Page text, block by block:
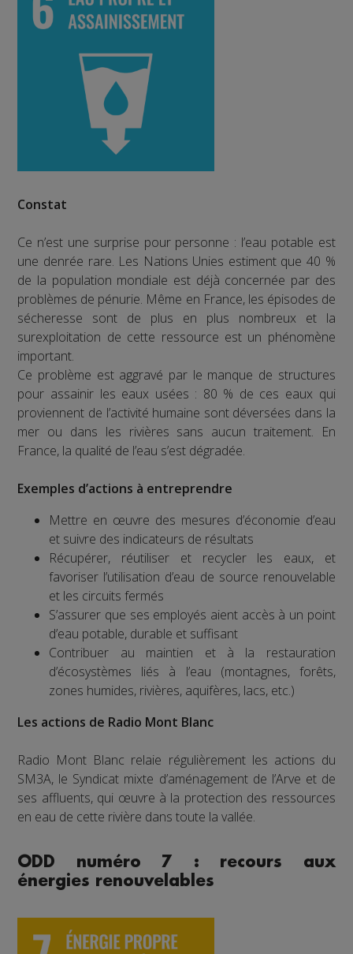
Constat
Ce n’est une surprise pour personne : l’eau potable est
une denrée rare. Les Nations Unies estiment que 40 %
de la population mondiale est déjà concernée par des
problèmes de pénurie. Même en France, les épisodes de
sécheresse sont de plus en plus nombreux et la
surexploitation de cette ressource est un phénomène
important.
Ce problème est aggravé par le manque de structures
pour assainir les eaux usées : 80 % de ces eaux qui
proviennent de l’activité humaine sont déversées dans la
mer ou dans les rivières sans aucun traitement. En
France, la qualité de l’eau s’est dégradée.
Exemples d’actions à entreprendre
Mettre en œuvre des mesures d’économie d’eau
et suivre des indicateurs de résultats
Récupérer, réutiliser et recycler les eaux, et
favoriser l’utilisation d’eau de source renouvelable
et les circuits fermés
S’assurer que ses employés aient accès à un point
d’eau potable, durable et suffisant
Contribuer au maintien et à la restauration
d’écosystèmes liés à l’eau (montagnes, forêts,
zones humides, rivières, aquifères, lacs, etc.)
Les actions de Radio Mont Blanc
Radio Mont Blanc relaie régulièrement les actions du
SM3A, le Syndicat mixte d’aménagement de l’Arve et de
ses affluents, qui œuvre à la protection des ressources
en eau de cette rivière dans toute la vallée.
ODD numéro 7 : recours aux
énergies renouvelables